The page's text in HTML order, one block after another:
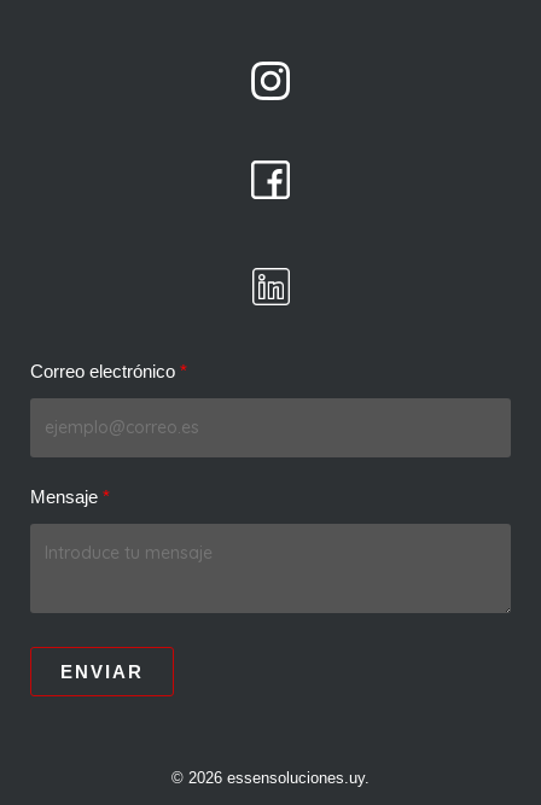
Correo electrónico
Mensaje
ENVIAR
© 2026 essensoluciones.uy.